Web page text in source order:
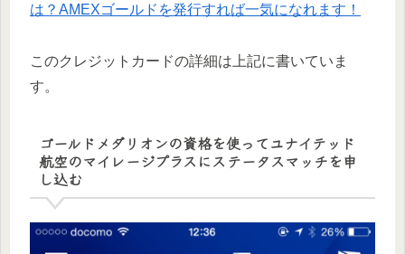
は？AMEXゴールドを発行すれば一気になれます！
このクレジットカードの詳細は上記に書いていま
す。
ゴールドメダリオンの資格を使ってユナイテッド
航空のマイレージプラスにステータスマッチを申
し込む